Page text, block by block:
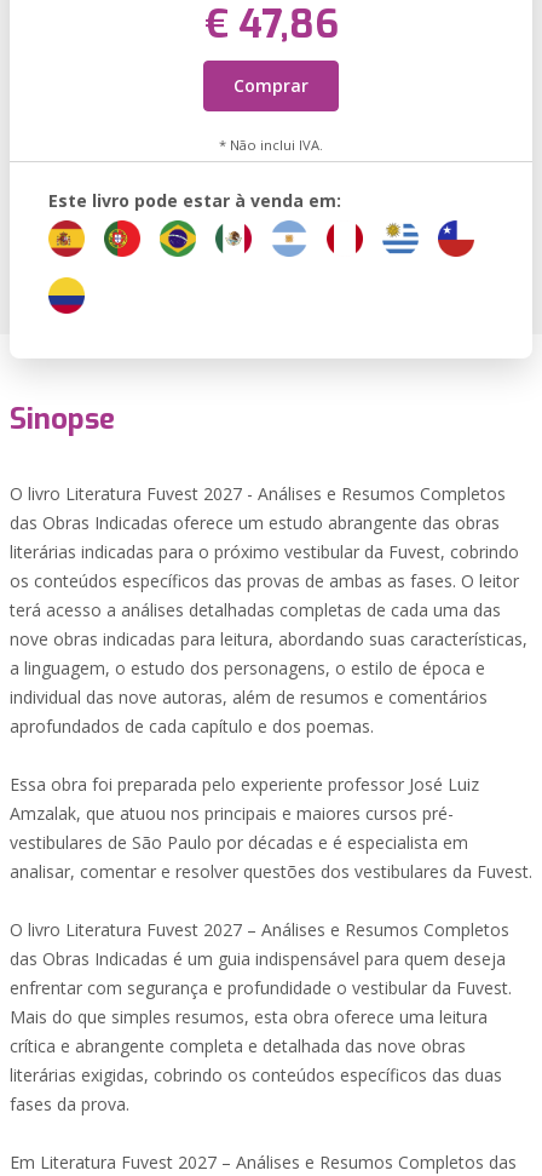
€ 47,86
Comprar
* Não inclui IVA.
Este livro pode estar à venda em:
Sinopse
O livro Literatura Fuvest 2027 - Análises e Resumos Completos
das Obras Indicadas oferece um estudo abrangente das obras
literárias indicadas para o próximo vestibular da Fuvest, cobrindo
os conteúdos específicos das provas de ambas as fases. O leitor
terá acesso a análises detalhadas completas de cada uma das
nove obras indicadas para leitura, abordando suas características,
a linguagem, o estudo dos personagens, o estilo de época e
individual das nove autoras, além de resumos e comentários
aprofundados de cada capítulo e dos poemas.
Essa obra foi preparada pelo experiente professor José Luiz
Amzalak, que atuou nos principais e maiores cursos pré-
vestibulares de São Paulo por décadas e é especialista em
analisar, comentar e resolver questões dos vestibulares da Fuvest.
O livro Literatura Fuvest 2027 – Análises e Resumos Completos
das Obras Indicadas é um guia indispensável para quem deseja
enfrentar com segurança e profundidade o vestibular da Fuvest.
Mais do que simples resumos, esta obra oferece uma leitura
crítica e abrangente completa e detalhada das nove obras
literárias exigidas, cobrindo os conteúdos específicos das duas
fases da prova.
Em Literatura Fuvest 2027 – Análises e Resumos Completos das